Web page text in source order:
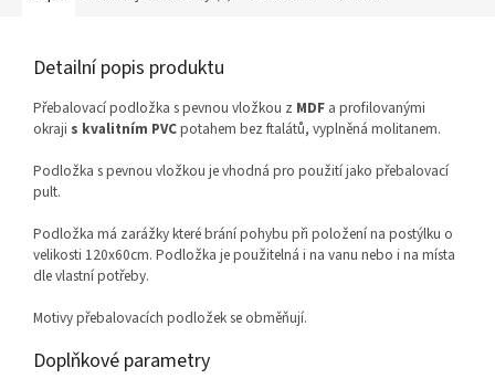
Detailní popis produktu
Přebalovací podložka s pevnou vložkou z MDF a profilovanými
okraji s kvalitním PVCpotahem bez ftalátů, vyplněná molitanem.
Podložka s pevnou vložkou je vhodná pro použití jako přebalovací
pult.
Podložka má zarážky které brání pohybu při položení na postýlku o
velikosti 120x60cm. Podložka je použitelná i na vanu nebo i na místa
dle vlastní potřeby.
Motivy přebalovacích podložek se obměňují.
Doplňkové parametry